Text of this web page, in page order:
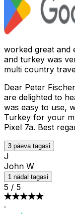
worked great and
and turkey was
multi country
Dear Peter
are delighted to
was easy to use,
Turkey for your
Pixel 7a. Best
3 päeva tagasi
J
John W
1 nädal tagasi
5 / 5
·